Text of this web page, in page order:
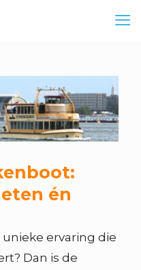
én
unieke ervaring die
Dan is de